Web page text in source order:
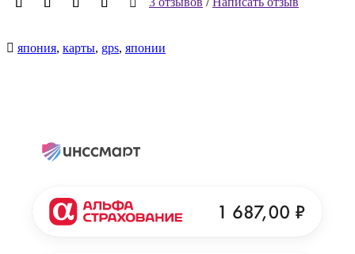
япония, карты, gps, японии